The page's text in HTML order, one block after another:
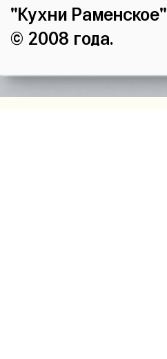
"Кухни Раменское"
© 2008 года.